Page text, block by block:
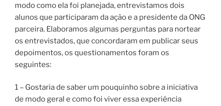
modo como ela foi planejada, entrevistamos dois
alunos que participaram da ação e a presidente da ONG
parceira. Elaboramos algumas perguntas para nortear
os entrevistados, que concordaram em publicar seus
depoimentos, os questionamentos foram os
seguintes:
1 – Gostaria de saber um pouquinho sobre a iniciativa
de modo geral e como foi viver essa experiência